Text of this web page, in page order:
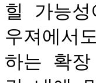
힐 가능
우져에서
하는 확